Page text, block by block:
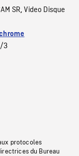
SR,Video Disque
3
protocoles
du Bureau